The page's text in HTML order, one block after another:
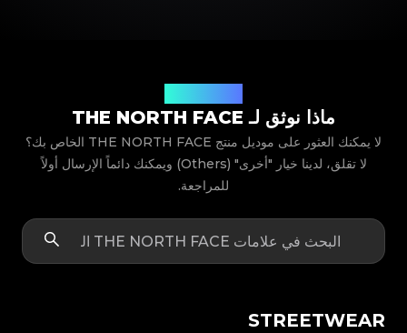
ماذا نوثق لـ THE NORTH FACE
لا يمكنك العثور على موديل منتج THE NORTH FACE الخاص بك؟
لا تقلق، لدينا خيار "أخرى" (Others) ويمكنك دائماً الإرسال أولاً
للمراجعة.
STREETWEAR